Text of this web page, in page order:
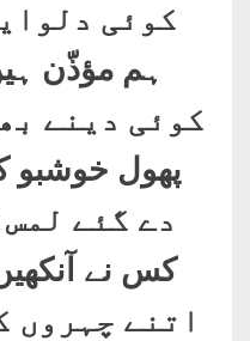
کوئی
ہم مؤذّن
کوئی دینے
پھول خوشبو
دے گئے
کس نے آنکھیں
اتنے چہروں